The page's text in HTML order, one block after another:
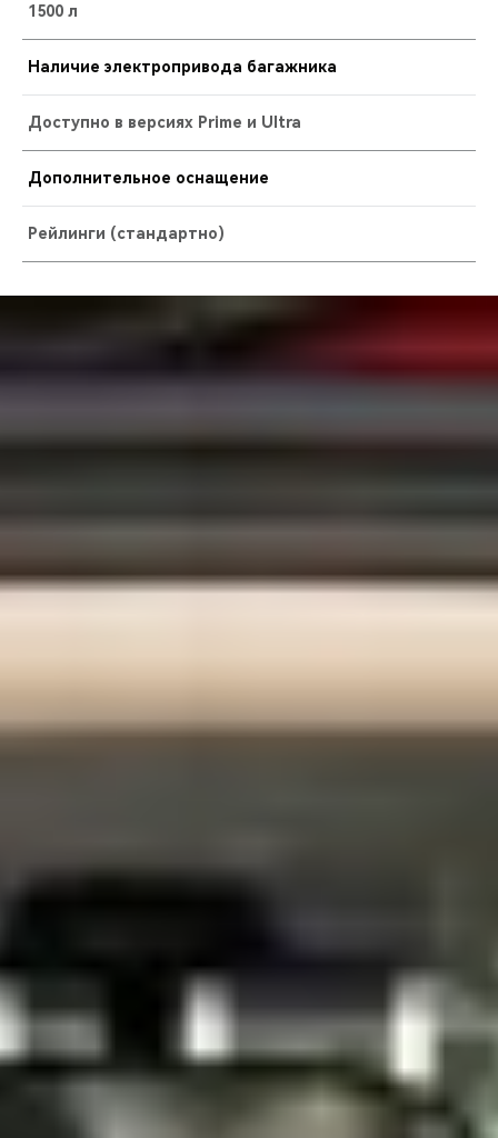
1500 л
Наличие электропривода багажника
Доступно в версиях Prime и Ultra
Дополнительное оснащение
Рейлинги (стандартно)